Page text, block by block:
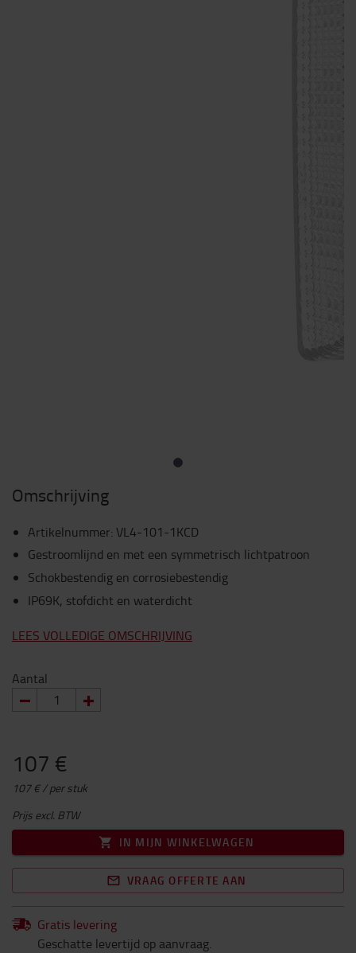
Omschrijving
Artikelnummer: VL4-101-1KCD
Gestroomlijnd en met een symmetrisch lichtpatroon
Schokbestendig en corrosiebestendig
IP69K, stofdicht en waterdicht
LEES VOLLEDIGE OMSCHRIJVING
Aantal
107 €
107 € / per stuk
Prijs excl. BTW
IN MIJN WINKELWAGEN
VRAAG OFFERTE AAN
Gratis levering
Geschatte levertijd op aanvraag.